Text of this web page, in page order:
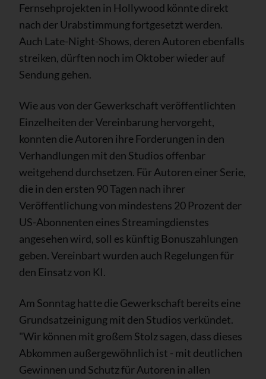
Fernsehprojekten in Hollywood könnte direkt
nach der Urabstimmung fortgesetzt werden.
Auch Late-Night-Shows, deren Autoren ebenfalls
streiken, dürften noch im Oktober wieder auf
Sendung gehen.
Wie aus von der Gewerkschaft veröffentlichten
Einzelheiten der Vereinbarung hervorgeht,
konnten die Autoren ihre Forderungen in den
Verhandlungen mit den Studios offenbar
weitgehend durchsetzen. Für Autoren einer Serie,
die in den ersten 90 Tagen nach ihrer
Veröffentlichung von mindestens 20 Prozent der
US-Abonnenten eines Streamingdienstes
angesehen wird, soll es künftig Bonuszahlungen
geben. Vereinbart wurden auch Regelungen für
den Einsatz von KI.
Am Sonntag hatte die Gewerkschaft bereits eine
Grundsatzeinigung mit den Studios verkündet.
"Wir können mit großem Stolz sagen, dass dieses
Abkommen außergewöhnlich ist - mit deutlichen
Gewinnen und Schutz für Autoren in allen